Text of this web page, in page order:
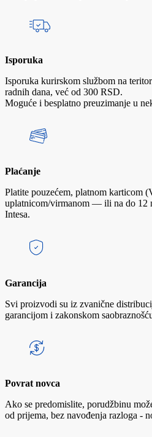
Isporuka
Isporuka kurirskom službom na
radnih dana, već od 300 RSD.
Moguće i besplatno preuzimanje u
Plaćanje
Platite pouzećem, platnom karticom
uplatnicom/virmanom — ili na do 12
Intesa.
Garancija
Svi proizvodi su iz zvanične
garancijom i zakonskom
Povrat novca
Ako se predomislite, porudžbinu
od prijema, bez navođenja razloga -